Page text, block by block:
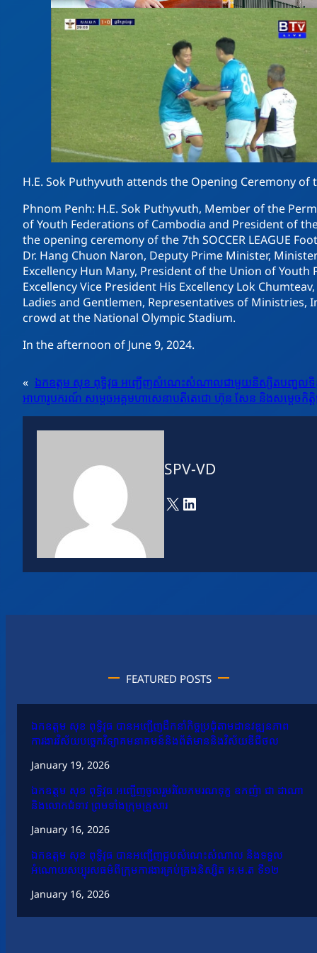
H.E. Sok Puthyvuth attends the Opening Ceremony of
Phnom Penh: H.E. Sok Puthyvuth, Member of the
of Youth Federations of Cambodia and President of
the opening ceremony of the 7th SOCCER LEAGUE
Dr. Hang Chuon Naron, Deputy Prime Minister,
Excellency Hun Many, President of the Union of
Excellency Vice President His Excellency Lok
Ladies and Gentlemen, Representatives of
crowd at the National Olympic Stadium.
In the afternoon of June 9, 2024.
« ឯកឧត្តម សុខ ពុទ្ធិវុធ អញ្ជើញសំណេះសំណាលជាមួយនិស្សិតបញ្ចូល
អាហារូបករណ៍ សម្តេចអគ្គមហាសេនាបតីតេជោ ហ៊ុន សែន និងសម្តេចកិត្តិ
SPV-VD
X LinkedIn
FEATURED POSTS
ឯកឧត្តម សុខ ពុទ្ធិវុធ បានអញ្ជើញដឹកនាំកិច្ចប្រជុំតាមដានវឌ្ឍនភាព
ការងារវិស័យបច្ចេកវិទ្យាគមនាគមន៍និងព័ត៌មាននិងវិស័យឌីជីថល
January 19, 2026
ឯកឧត្តម សុខ ពុទ្ធិវុធ អញ្ជើញចូលរួមរំលែកមរណទុក្ខ ឧកញ៉ា ជា ដាណា
និងលោកជំទាវ ព្រមទាំងក្រុមគ្រួសារ
January 16, 2026
ឯកឧត្តម សុខ ពុទ្ធិវុធ បានអញ្ជើញជួបសំណេះសំណាល និងទទួល
អំណោយសប្បុរសធម៌ពីក្រុមការងារគ្រប់គ្រងនិស្សិត អ.ម.ត ទី១២
January 16, 2026